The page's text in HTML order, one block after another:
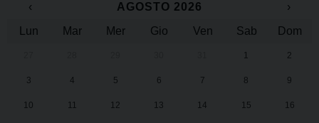
‹ AGOSTO 2026
›
Lun
Mar Mer Gio Ven Sab Dom
1 2
3 4 5 6 7 8 9
10 11 12 13 14 15 16